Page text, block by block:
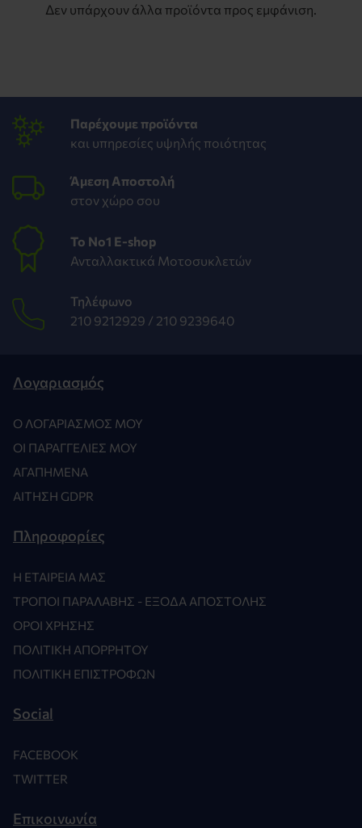
Δεν υπάρχουν άλλα προϊόντα προς εμφάνιση.
Παρέχουμε προϊόντα
και υπηρεσίες υψηλής ποιότητας
Άμεση Αποστολή
στον χώρο σου
To Νο1 Ε-shop
Ανταλλακτικά Μοτοσυκλετών
Τηλέφωνο
210 9212929 / 210 9239640
Λογαριασμός
Ο ΛΟΓΑΡΙΑΣΜΌΣ ΜΟΥ
ΟΙ ΠΑΡΑΓΓΕΛΊΕΣ ΜΟΥ
ΑΓΑΠΗΜΈΝΑ
ΑΊΤΗΣΗ GDPR
Πληροφορίες
Η ΕΤΑΙΡΕΊΑ ΜΑΣ
ΤΡΌΠΟΙ ΠΑΡΑΛΑΒΉΣ - ΈΞΟΔΑ ΑΠΟΣΤΟΛΉΣ
ΌΡΟΙ ΧΡΉΣΗΣ
ΠΟΛΙΤΙΚΉ ΑΠΟΡΡΉΤΟΥ
ΠΟΛΙΤΙΚΉ ΕΠΙΣΤΡΟΦΏΝ
Social
FACEBOOK
TWITTER
Επικοινωνία